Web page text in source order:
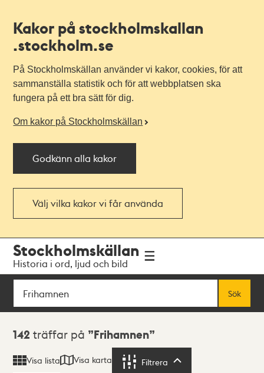
Kakor på stockholmskallan
.stockholm.se
På Stockholmskällan använder vi kakor, cookies, för att
sammanställa statistik och för att webbplatsen ska
fungera på ett bra sätt för dig.
Om kakor på Stockholmskällan
Godkänn alla kakor
Välj vilka kakor vi får använda
navigationen
huvudinnehållet
Stockholmskällan
Historia i ord, ljud och bild
Sök
Sök
Sökresultat
142 träffar på Frihamnen
Visa lista Visa karta Filtrera